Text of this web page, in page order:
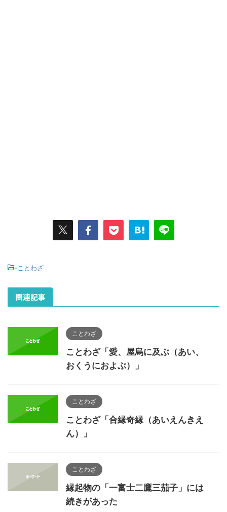
-ことわざ
関連記事
ことわざ
ことわざ「愛、屋烏に及ぶ（あい、
おくうにおよぶ）」
ことわざ
ことわざ「合縁奇縁（あいえんきえ
ん）」
ことわざ
縁起物の「一富士二鷹三茄子」には
続きがあった